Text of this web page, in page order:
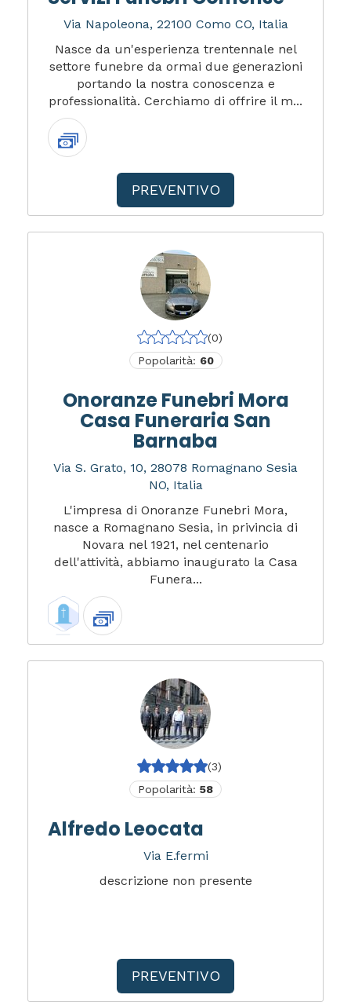
Via Napoleona, 22100 Como CO, Italia
Nasce da un'esperienza trentennale nel
settore funebre da ormai due generazioni
portando la nostra conoscenza e
professionalità. Cerchiamo di offrire il m...
PREVENTIVO
(0)
Popolarità: 60
Onoranze Funebri Mora
Casa Funeraria San
Barnaba
Via S. Grato, 10, 28078 Romagnano Sesia
NO, Italia
L'impresa di Onoranze Funebri Mora,
nasce a Romagnano Sesia, in privincia di
Novara nel 1921, nel centenario
dell'attività, abbiamo inaugurato la Casa
Funera...
(3)
Popolarità: 58
Alfredo Leocata
Via E.fermi
descrizione non presente
PREVENTIVO